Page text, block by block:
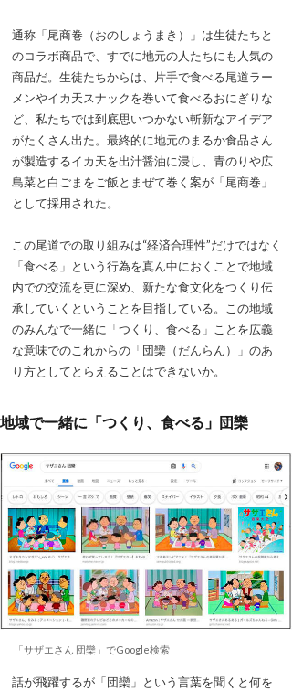
通称「尾商巻（おのしょうまき）」は生徒たちと
のコラボ商品で、すでに地元の人たちにも人気の
商品だ。生徒たちからは、片手で食べる尾道ラー
メンやイカ天スナックを巻いて食べるおにぎりな
ど、私たちでは到底思いつかない斬新なアイデア
がたくさん出た。最終的に地元のまるか食品さん
が製造するイカ天を出汁醤油に浸し、青のりや広
島菜と白ごまをご飯とまぜて巻く案が「尾商巻」
として採用された。
この尾道での取り組みは“経済合理性”だけではなく
「食べる」という行為を真ん中におくことで地域
内での交流を更に深め、新たな食文化をつくり伝
承していくということを目指している。この地域
のみんなで一緒に「つくり、食べる」ことを広義
な意味でのこれからの「団欒（だんらん）」のあ
り方としてとらえることはできないか。
地域で一緒に「つくり、食べる」団欒
「サザエさん 団欒」でGoogle検索
話が飛躍するが「団欒」という言葉を聞くと何を